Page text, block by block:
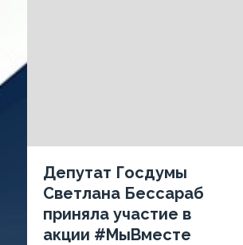
Депутат Госдумы
Светлана Бессараб
приняла участие в
акции #МыВместе